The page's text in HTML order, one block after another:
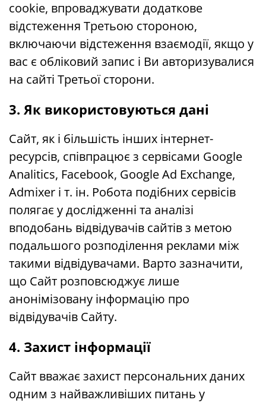
cookie, впроваджувати додаткове
відстеження Третьою стороною,
включаючи відстеження взаємодії, якщо у
вас є обліковий запис і Ви авторизувалися
на сайті Третьої сторони.
3. Як використовуються дані
Сайт, як і більшість інших інтернет-
ресурсів, співпрацює з сервісами Google
Analitics, Facebook, Google Ad Exchange,
Admixer і т. ін. Робота подібних сервісів
полягає у дослідженні та аналізі
вподобань відвідувачів сайтів з метою
подальшого розподілення реклами між
такими відвідувачами. Варто зазначити,
що Сайт розповсюджує лише
анонімізовану інформацію про
відвідувачів Сайту.
4. Захист інформації
Сайт вважає захист персональних даних
одним з найважливіших питань у